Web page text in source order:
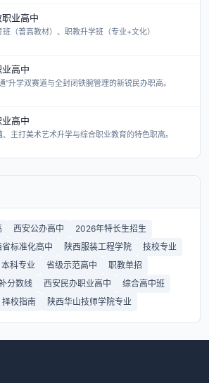
业高中
（普高教材）、职教升学班（专业+文化）
高中
”升学双赛道与全封闭铁腕管理的新锐民办职高。
高中
主打美术艺术升学与综合职业教育的特色职高。
西安公办高中
2026年特长生招生
省标准化高中 陕西服装工程学院
技校专业
本科专业 省级示范高中
职教单招
分数线 西安民办职业高中
综合高中班
择校指南 陕西华山技师学院专业